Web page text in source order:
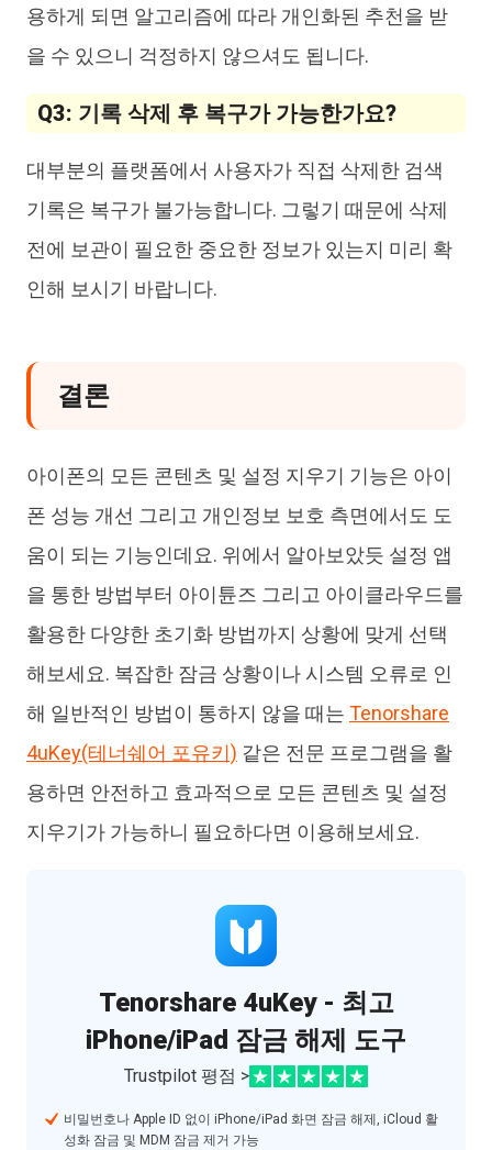
용하게 되면 알고리즘에 따라 개인화된 추천을 받
을 수 있으니 걱정하지 않으셔도 됩니다.
Q3: 기록 삭제 후 복구가 가능한가요?
대부분의 플랫폼에서 사용자가 직접 삭제한 검색
기록은 복구가 불가능합니다. 그렇기 때문에 삭제
전에 보관이 필요한 중요한 정보가 있는지 미리 확
인해 보시기 바랍니다.
결론
아이폰의 모든 콘텐츠 및 설정 지우기 기능은 아이
폰 성능 개선 그리고 개인정보 보호 측면에서도 도
움이 되는 기능인데요. 위에서 알아보았듯 설정 앱
을 통한 방법부터 아이튠즈 그리고 아이클라우드를
활용한 다양한 초기화 방법까지 상황에 맞게 선택
해보세요. 복잡한 잠금 상황이나 시스템 오류로 인
해 일반적인 방법이 통하지 않을 때는 Tenorshare
4uKey(테너쉐어 포유키) 같은 전문 프로그램을 활
용하면 안전하고 효과적으로 모든 콘텐츠 및 설정
지우기가 가능하니 필요하다면 이용해보세요.
Tenorshare 4uKey - 최고
iPhone/iPad 잠금 해제 도구
Trustpilot 평점 >
비밀번호나 Apple ID 없이 iPhone/iPad 화면 잠금 해제, iCloud 활
성화 잠금 및 MDM 잠금 제거 가능